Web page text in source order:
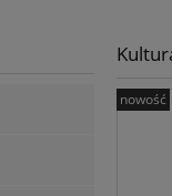
nowość